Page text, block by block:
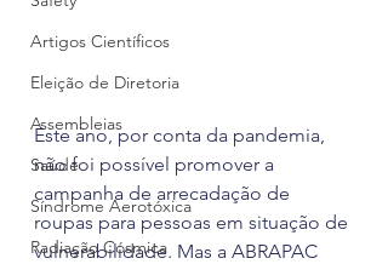
Artigos Científicos
Eleição de Diretoria
Assembleias
Saúde
Síndrome Aerotóxica
Radiação Cósmica
Este ano, por conta da pandemia,
não foi possível promover a
campanha de arrecadação de
roupas para pessoas em situação de
vulnerabilidade. Mas a ABRAPAC